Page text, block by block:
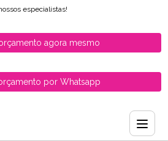
especialistas!
agora mesmo
por Whatsapp